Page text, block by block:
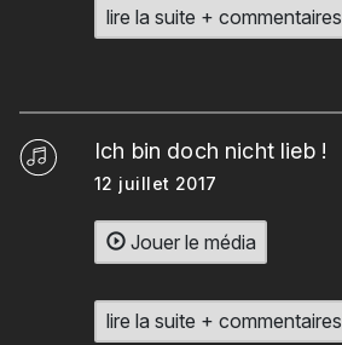
lire la suite + commentaires
Ich bin doch nicht lieb !
12 juillet 2017
Jouer le média
lire la suite + commentaires